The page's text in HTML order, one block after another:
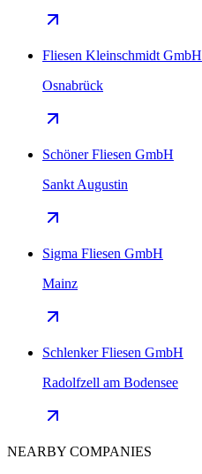
Fliesen Kleinschmidt GmbH
Osnabrück
Schöner Fliesen GmbH
Sankt Augustin
Sigma Fliesen GmbH
Mainz
Schlenker Fliesen GmbH
Radolfzell am Bodensee
NEARBY COMPANIES